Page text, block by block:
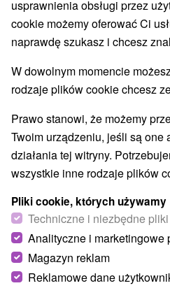
Mierová
059 18 Spišské Bystré
GPS:
N +48°
E +20° 14'
usprawnienia obsługi przez
cookie możemy oferować Ci
naprawdę szukasz i chcesz
W dowolnym momencie
rodzaje plików cookie chcesz
Prawo stanowi, że możemy
Twoim urządzeniu, jeśli są one
działania tej witryny.
wszystkie inne rodzaje plików
Pliki cookie, których używamy
Techniczne i niezbędne
Analityczne i marketingowe
Magazyn reklam
Reklamowe dane